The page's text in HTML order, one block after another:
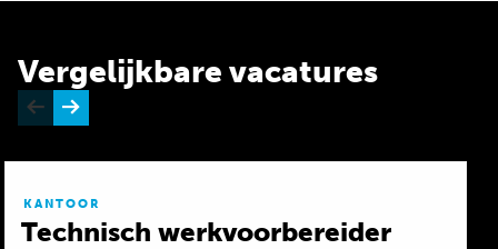
Vergelijkbare vacatures
KANTOOR
Technisch werkvoorbereider